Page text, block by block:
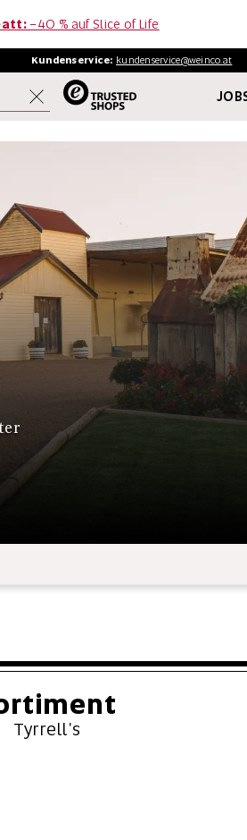
−40 % auf Slice of Life
Kundenservice: kundenservice@weinco.at
AKTIONEN
Tyrrell's